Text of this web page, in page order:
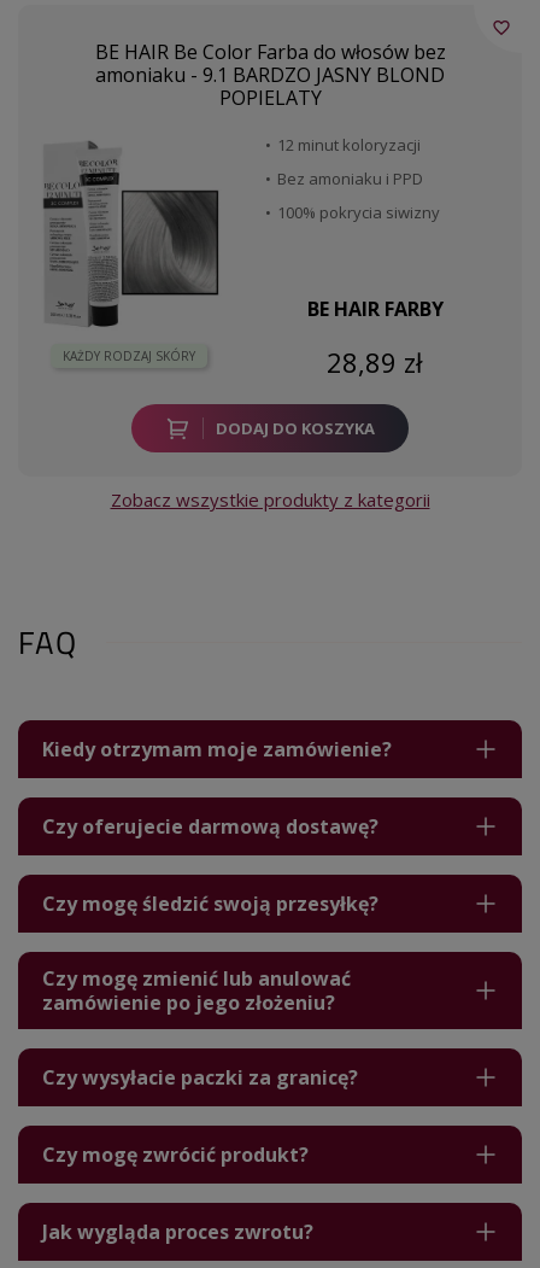
BE HAIR Be Color Farba do włosów bez
amoniaku - 9.1 BARDZO JASNY BLOND
POPIELATY
KAŻDY RODZAJ SKÓRY
12 minut koloryzacji
Bez amoniaku i PPD
100% pokrycia siwizny
BE HAIR FARBY
28,89 zł
DODAJ DO KOSZYKA
favorite_border
Zobacz wszystkie produkty z kategorii
FAQ
Kiedy otrzymam moje zamówienie?
Czy oferujecie darmową dostawę?
Czy mogę śledzić swoją przesyłkę?
Czy mogę zmienić lub anulować
zamówienie po jego złożeniu?
Czy wysyłacie paczki za granicę?
Czy mogę zwrócić produkt?
Jak wygląda proces zwrotu?